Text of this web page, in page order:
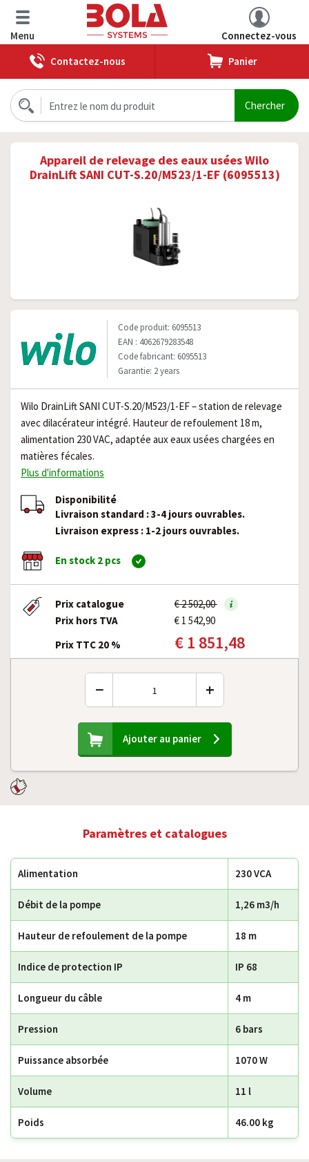
Menu
Connectez-vous
Contactez-nous
Panier
Appareil de relevage des eaux usées Wilo
DrainLift SANI CUT-S.20/M523/1-EF (6095513)
Code produit: 6095513
EAN : 4062679283548
Code fabricant: 6095513
Garantie: 2 years
Wilo DrainLift SANI CUT-S.20/M523/1-EF – station de relevage
avec dilacérateur intégré. Hauteur de refoulement 18 m,
alimentation 230 VAC, adaptée aux eaux usées chargées en
matières fécales.
Plus d'informations
Disponibilité
Livraison standard : 3-4 jours ouvrables.
Livraison express : 1-2 jours ouvrables.
En stock 2 pcs
Prix catalogue
€ 2 502,00
Prix hors TVA
€ 1 542,90
Prix TTC 20 %
€ 1 851,48
− +
Ajouter au panier
Paramètres et catalogues
Alimentation 230 VCA
Débit de la pompe 1,26 m3/h
Hauteur de refoulement de la pompe 18 m
Indice de protection IP IP 68
Longueur du câble 4 m
Pression 6 bars
Puissance absorbée 1070 W
Volume 11 l
Poids 46.00 kg